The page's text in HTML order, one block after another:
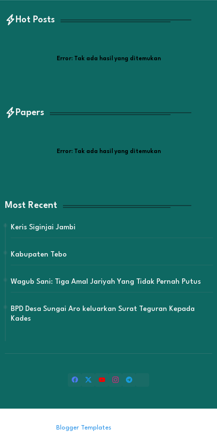
Hot Posts
Error:Tak ada hasil yang ditemukan
Papers
Error:Tak ada hasil yang ditemukan
Most Recent
Keris Siginjai Jambi
Kabupaten Tebo
Wagub Sani: Tiga Amal Jariyah Yang Tidak Pernah Putus
BPD Desa Sungai Aro keluarkan Surat Teguran Kepada
Kades
Blogger Templates